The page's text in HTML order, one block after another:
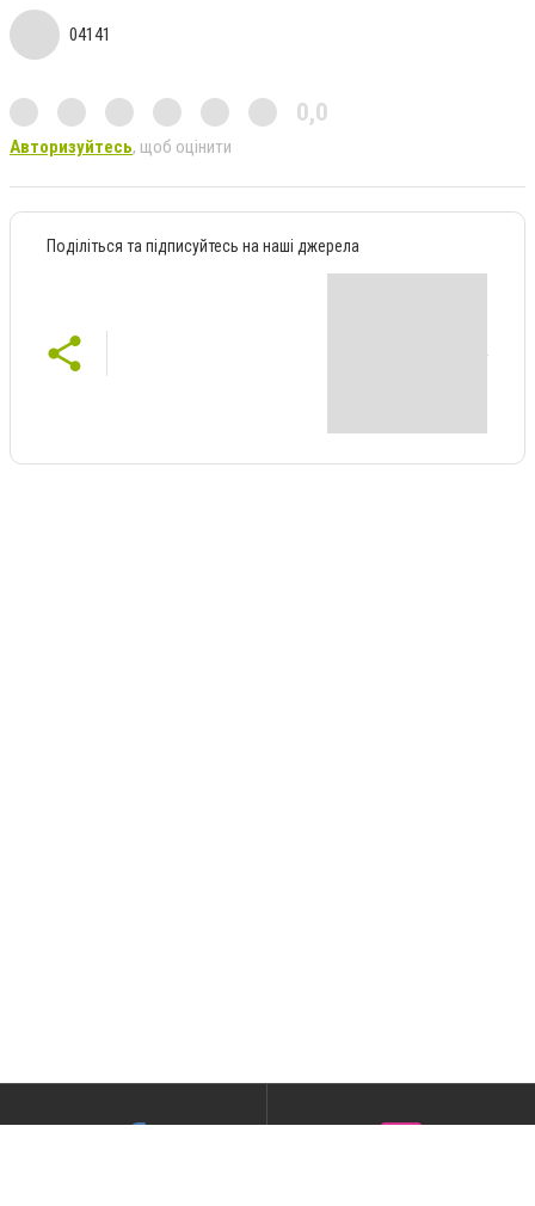
04141
0,0
Авторизуйтесь, щоб оцінити
Поділіться та підписуйтесь на наші джерела